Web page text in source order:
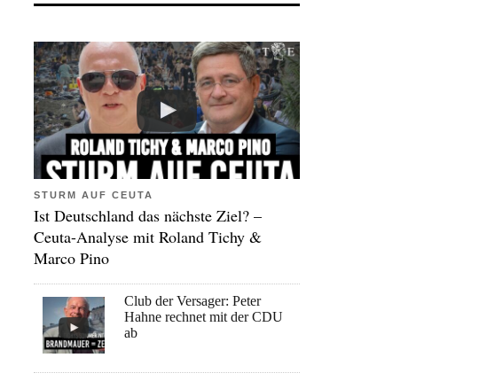
STURM AUF CEUTA
Ist Deutschland das nächste Ziel? –
Ceuta-Analyse mit Roland Tichy &
Marco Pino
Club der Versager: Peter
Hahne rechnet mit der CDU
ab